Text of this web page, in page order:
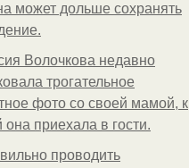
может дольше сохранять
Волочкова недавно
трогательное
фото со своей мамой, к
она приехала в гости.
проводить